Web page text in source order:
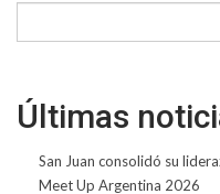
Últimas
San Juan consolidó su
Meet Up Argentina 2026